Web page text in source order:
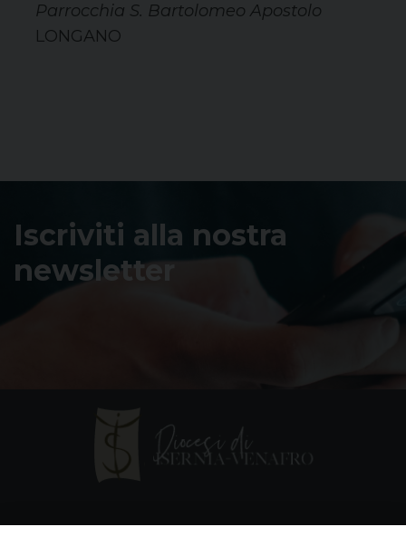
Parrocchia S. Bartolomeo Apostolo
LONGANO
Iscriviti alla nostra
newsletter